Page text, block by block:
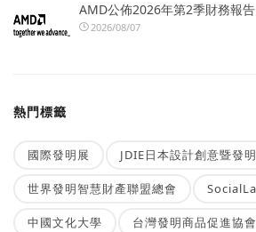
AMD公佈2026年第2季財務報告
2026/08/07
熱門標籤
國際發明展 JDIE日本設計創意暨發
世界發明智慧財產聯盟總會
中國文化大學 台灣發明商品促進協會